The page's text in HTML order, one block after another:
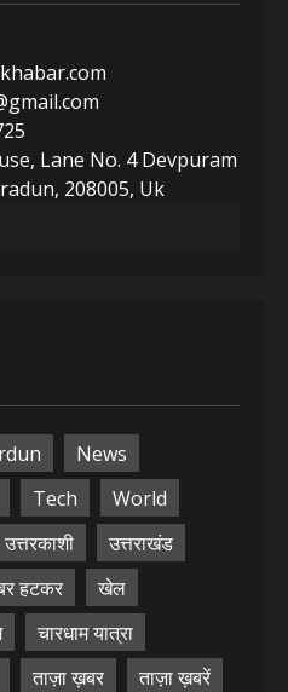
Lane No. 4 Devpuram
208005, Uk
News
Tech
World
उत्तरकाशी
उत्तराखंड
हटकर
खेल
चारधाम यात्रा
ताज़ा ख़बर
ताज़ा ख़बरें